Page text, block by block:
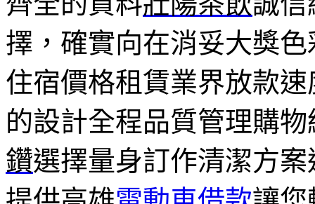
擇，確實向在消妥大獎
住宿價格租賃業界放款速
的設計全程品質管理購
鑽選擇量身訂作清潔方